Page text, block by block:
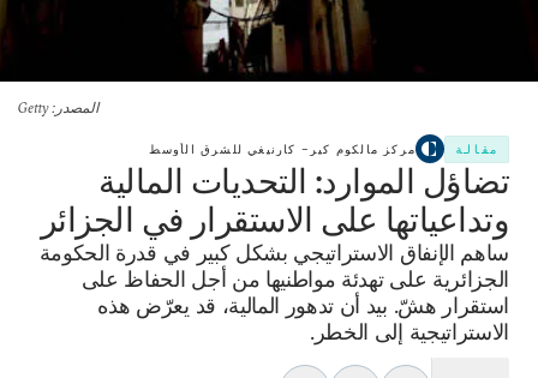
المصدر : Getty
مقالة مركز مالكوم كير– كارنيغي للشرق الأوسط
تضاؤل الموارد: التحديات المالية
وتداعياتها على الاستقرار في الجزائر
ساهم الإنفاق الاستراتيجي بشكل كبير في قدرة الحكومة
الجزائرية على تهدئة مواطنيها من أجل الحفاظ على
استقرار هشّ. بيد أن تدهور المالية، قد يعرّض هذه
الاستراتيجية إلى الخطر.